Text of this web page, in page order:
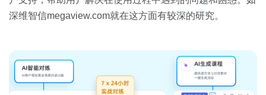
深维智信megaview.com就在这方面有较深的研究。